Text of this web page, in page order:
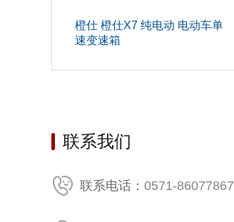
橙仕 橙仕X7 纯电动 电动车单
速变速箱
联系我们
联系电话： 0571-86077867